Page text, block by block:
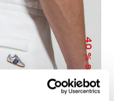
40
% SCONTO